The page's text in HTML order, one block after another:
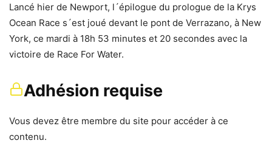
Lancé hier de Newport, l´épilogue du prologue de la Krys
Ocean Race s´est joué devant le pont de Verrazano, à New
York, ce mardi à 18h 53 minutes et 20 secondes avec la
victoire de Race For Water.
Adhésion requise
Vous devez être membre du site pour accéder à ce
contenu.